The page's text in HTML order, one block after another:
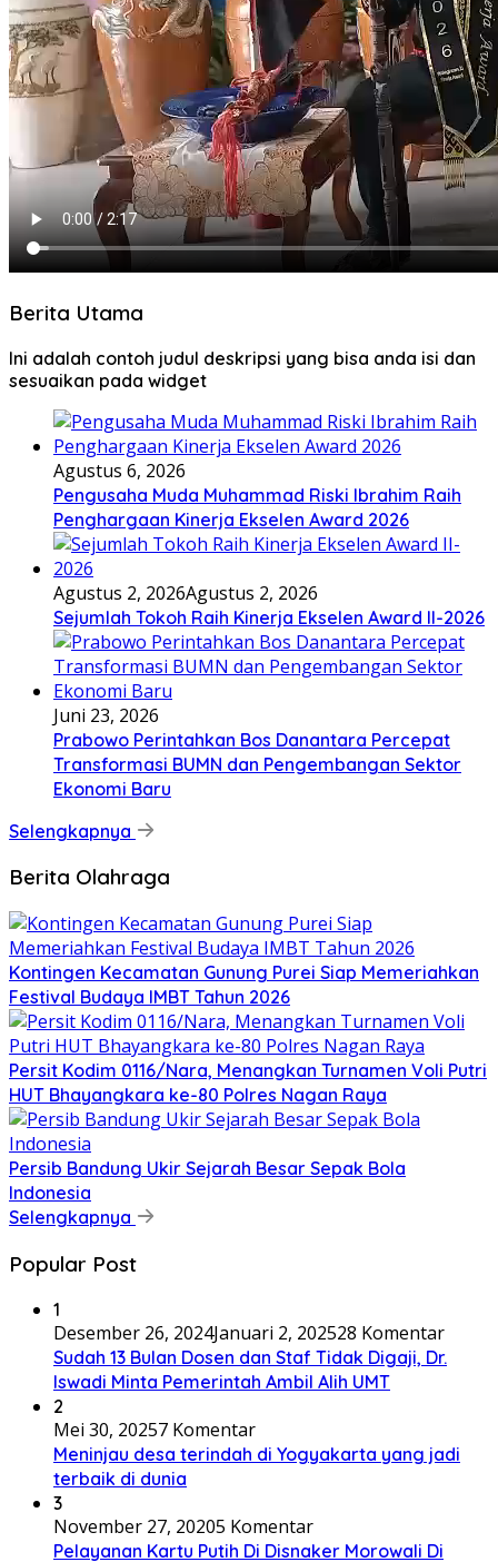
Berita Utama
Ini adalah contoh judul deskripsi yang bisa anda isi dan
sesuaikan pada widget
Agustus 6, 2026
Pengusaha Muda Muhammad Riski Ibrahim Raih
Penghargaan Kinerja Ekselen Award 2026
Agustus 2, 2026Agustus 2, 2026
Sejumlah Tokoh Raih Kinerja Ekselen Award II-2026
Juni 23, 2026
Prabowo Perintahkan Bos Danantara Percepat
Transformasi BUMN dan Pengembangan Sektor
Ekonomi Baru
Selengkapnya
Berita Olahraga
Kontingen Kecamatan Gunung Purei Siap Memeriahkan
Festival Budaya IMBT Tahun 2026
Persit Kodim 0116/Nara, Menangkan Turnamen Voli Putri
HUT Bhayangkara ke-80 Polres Nagan Raya
Persib Bandung Ukir Sejarah Besar Sepak Bola
Indonesia
Selengkapnya
Popular Post
1
Desember 26, 2024Januari 2, 202528 Komentar
Sudah 13 Bulan Dosen dan Staf Tidak Digaji, Dr.
Iswadi Minta Pemerintah Ambil Alih UMT
2
Mei 30, 20257 Komentar
Meninjau desa terindah di Yogyakarta yang jadi
terbaik di dunia
3
November 27, 20205 Komentar
Pelayanan Kartu Putih Di Disnaker Morowali Di